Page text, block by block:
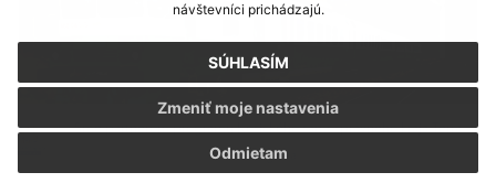
návštevníci prichádzajú.
SÚHLASÍM
Odmietam
Zmeniť moje nastavenia
Sme partnerom programu Košického samosprávneho kraja Terra
Incognita